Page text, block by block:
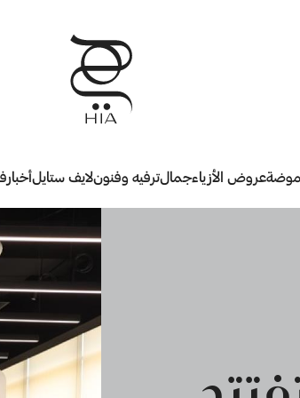
موضةعروض الأزياءجمالترفيه وفنونلايف ستايلأخبار